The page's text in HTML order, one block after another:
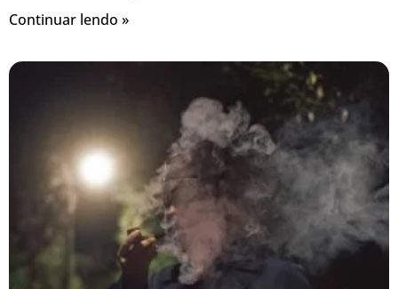
Continuar lendo »